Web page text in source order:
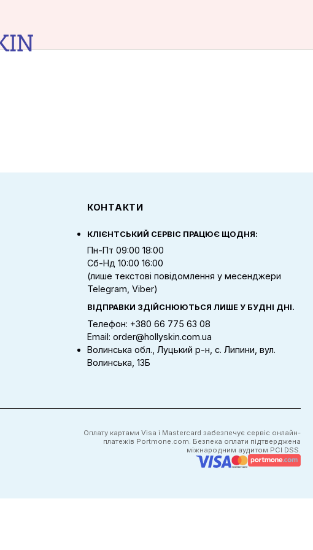
КОНТАКТИ
КЛІЄНТСЬКИЙ СЕРВІС ПРАЦЮЄ ЩОДНЯ:
Пн-Пт 09:00 18:00
Сб-Нд 10:00 16:00
(лише текстові повідомлення у месенджери
Telegram, Viber)
ВІДПРАВКИ ЗДІЙСНЮЮТЬСЯ ЛИШЕ У БУДНІ ДНІ.
Телефон: +380 66 775 63 08
Email: order@hollyskin.com.ua
Волинська обл., Луцький р-н, с. Липини, вул.
Волинська, 13Б
Оплату картами Visa і Mastercard забезпечує сервіс онлайн-
платежів Portmone.com. Безпека оплати підтверджена
міжнародним аудитом PCI DSS.